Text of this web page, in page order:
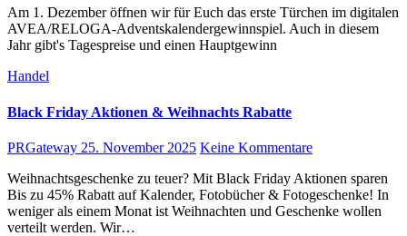
Am 1. Dezember öffnen wir für Euch das erste Türchen im digitalen
AVEA/RELOGA-Adventskalendergewinnspiel. Auch in diesem
Jahr gibt's Tagespreise und einen Hauptgewinn
Handel
Black Friday Aktionen & Weihnachts Rabatte
PRGateway 25. November 2025 Keine Kommentare
Weihnachtsgeschenke zu teuer? Mit Black Friday Aktionen sparen
Bis zu 45% Rabatt auf Kalender, Fotobücher & Fotogeschenke! In
weniger als einem Monat ist Weihnachten und Geschenke wollen
verteilt werden. Wir…